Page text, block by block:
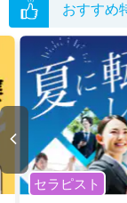
おすすめ
セラピスト